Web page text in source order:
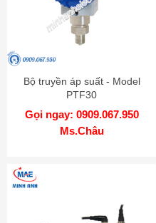
Bộ truyền áp suất - Model
PTF30
Gọi ngay: 0909.067.950
Ms.Châu